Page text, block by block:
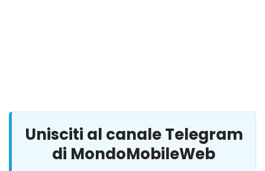
Unisciti al canale Telegram
di MondoMobileWeb